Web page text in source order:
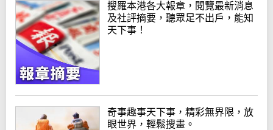
搜羅本港各大報章，閱覽最新消息
及社評摘要，聽眾足不出戶，能知
天下事！
奇事趣事天下事，精彩無界限，放
眼世界，輕鬆搜畫。